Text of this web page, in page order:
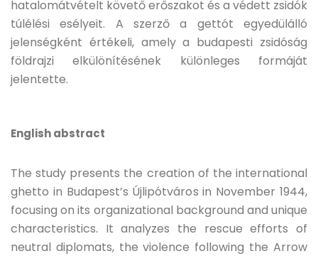
hatalomátvételt követő erőszakot és a védett zsidók
túlélési esélyeit. A szerző a gettót egyedülálló
jelenségként értékeli, amely a budapesti zsidóság
földrajzi elkülönítésének különleges formáját
jelentette.
English abstract
The study presents the creation of the international
ghetto in Budapest’s Újlipótváros in November 1944,
focusing on its organizational background and unique
characteristics. It analyzes the rescue efforts of
neutral diplomats, the violence following the Arrow